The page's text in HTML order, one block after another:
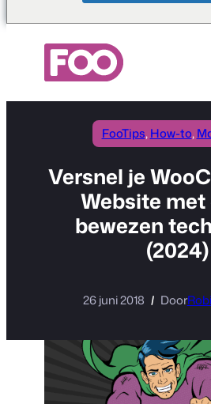
FooTips, How-to,
Versnel je
Website met
bewezen
(2024)
26 juni 2018 Door